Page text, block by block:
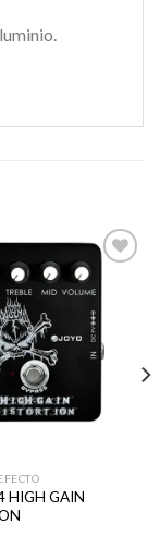
.
Añadir
lista de
deseos
HIGH GAIN